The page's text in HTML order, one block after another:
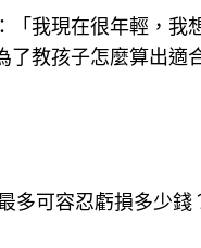
我現在很年輕，我
教孩子怎麼算出適
多可容忍虧損多少錢